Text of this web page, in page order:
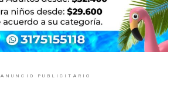
ANUNCIO PUBLICITARIO